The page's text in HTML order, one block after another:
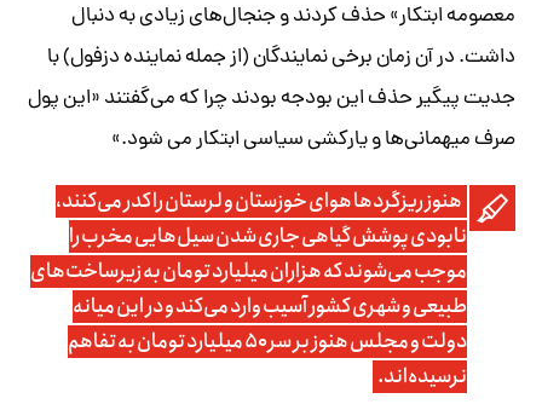
معصومه ابتکار» حذف کردند و جنجال‌های زیادی به دنبال
داشت. در آن زمان برخی نمایندگان (از جمله نماینده دزفول) با
جدیت پیگیر حذف این بودجه بودند چرا که می‌گفتند «این پول
صرف میهمانی‌ها و یارکشی سیاسی ابتکار می شود.»
هنوز ریزگردها هوای خوزستان و لرستان را کدر می‌کنند،
نابودی پوشش گیاهی جاری شدن سیل‌هایی مخرب را
موجب می‌شوند که هزاران میلیارد تومان به زیرساخت‌های
طبیعی و شهری کشور آسیب وارد می‌کند و در این میانه
دولت و مجلس هنوز بر سر ۵۰ میلیارد تومان به تفاهم
نرسیده‌اند.